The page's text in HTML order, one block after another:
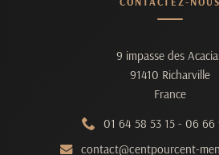
9 impasse des
91410 Richarville
France
01 64 58 53 15- 06 66
contact@centpourcent-